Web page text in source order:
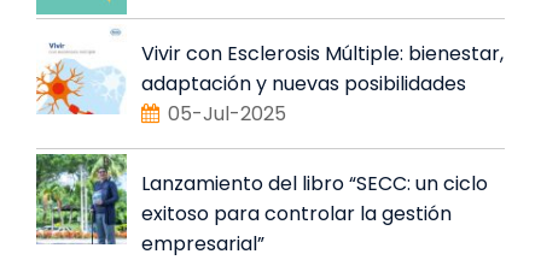
Vivir con Esclerosis Múltiple: bienestar,
adaptación y nuevas posibilidades
05-Jul-2025
Lanzamiento del libro “SECC: un ciclo
exitoso para controlar la gestión
empresarial”